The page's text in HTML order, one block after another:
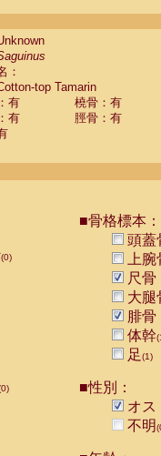
：
top Tamarin
有
橈骨：有
有
脛骨：有
(0)
■骨格標本：
頭蓋
上腕
尺骨
大腿
腓骨
体幹
足(1)
■性別：
オス
不明